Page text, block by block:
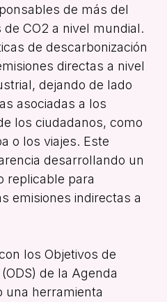
de más del
CO2 a nivel mundial.
de descarbonización
directas a nivel
dejando de lado
asociadas a los
los ciudadanos, como
o los viajes. Este
desarrollando un
replicable para
emisiones indirectas a
los Objetivos de
de la Agenda
una herramienta